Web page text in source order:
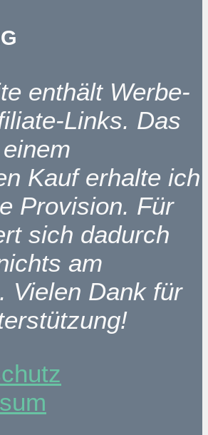
enthält Werbe-
Links. Das
Kauf erhalte ich
Provision. Für
sich dadurch
am
Vielen Dank für